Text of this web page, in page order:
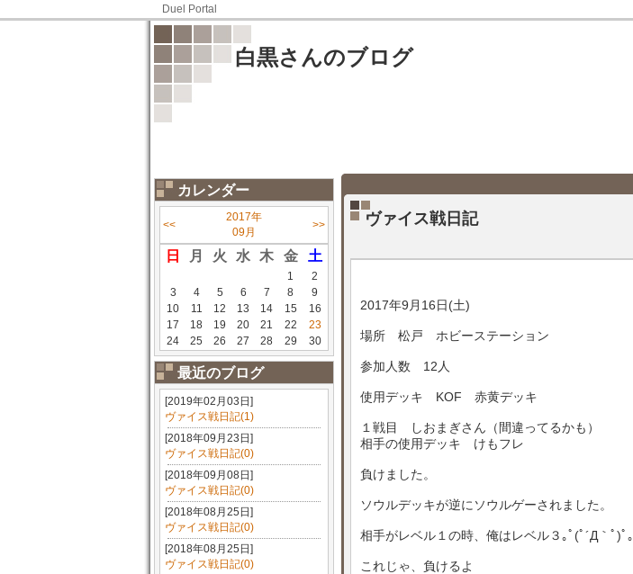
Duel Portal
白黒さんのブログ
カレンダー
<<
2017年
09月
>>
日 月 火 水 木 金 土
1
2
3
4 5 6 7 8
9
10
11 12 13 14 15
16
17
18 19 20 21 22
23
24
25 26 27 28 29 30
最近のブログ
[2019年02月03日]
ヴァイス戦日記(1)
[2018年09月23日]
ヴァイス戦日記(0)
[2018年09月08日]
ヴァイス戦日記(0)
[2018年08月25日]
ヴァイス戦日記(0)
[2018年08月25日]
ヴァイス戦日記(0)
ヴァイス戦日記
2017年9月16日(土)
場所 松戸 ホビーステーション
参加人数 12人
使用デッキ KOF 赤黄デッキ
１戦目 しおまぎさん（間違ってるかも）
相手の使用デッキ けもフレ
負けました。
ソウルデッキが逆にソウルゲーされました。
相手がレベル１の時、俺はレベル３｡ﾟ(ﾟ´Д｀ﾟ)ﾟ｡
これじゃ、負けるよ